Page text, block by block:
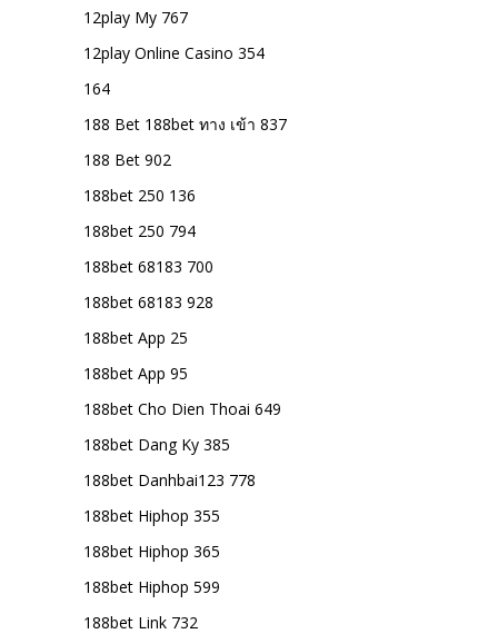
12play My 767
12play Online Casino 354
164
188 Bet 188bet ทาง เข้า 837
188 Bet 902
188bet 250 136
188bet 250 794
188bet 68183 700
188bet 68183 928
188bet App 25
188bet App 95
188bet Cho Dien Thoai 649
188bet Dang Ky 385
188bet Danhbai123 778
188bet Hiphop 355
188bet Hiphop 365
188bet Hiphop 599
188bet Link 732